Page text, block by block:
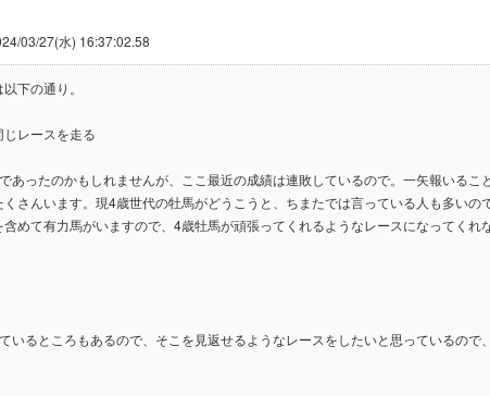
03/27(水) 16:37:02.58
下の通り。
レースを走る
ったのかもしれませんが、ここ最近の成績は連敗しているので。一矢報いるこ
さんいます。現4歳世代の牡馬がどうこうと、ちまたでは言っている人も多いの
めて有力馬がいますので、4歳牡馬が頑張ってくれるようなレースになってくれ
るところもあるので、そこを見返せるようなレースをしたいと思っているので